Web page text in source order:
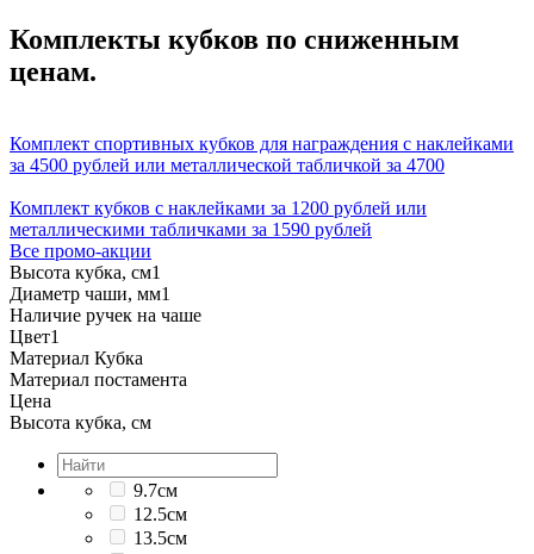
Комплекты кубков по сниженным
ценам.
Комплект спортивных кубков для награждения с наклейками
за 4500 рублей или металлической табличкой за 4700
Комплект кубков с наклейками за 1200 рублей или
металлическими табличками за 1590 рублей
Все промо-акции
Высота кубка, см1
Диаметр чаши, мм1
Наличие ручек на чаше
Цвет1
Материал Кубка
Материал постамента
Цена
Высота кубка, см
9.7см
12.5см
13.5см